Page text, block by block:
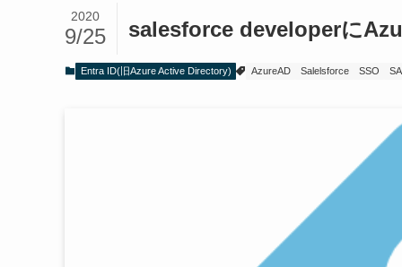
salesforce developerに
2020
9/25
Entra ID(旧Azure Active Directory) AzureAD Salelsforce SSO